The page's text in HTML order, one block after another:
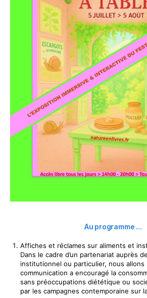
Au programme …
⁠Affiches et réclames sur aliments et
Dans le cadre d’un partenariat auprès
institutionnel ou particulier, nous allons
communication a encouragé la
sans préoccupations diététique ou
par les campagnes contemporaine sur